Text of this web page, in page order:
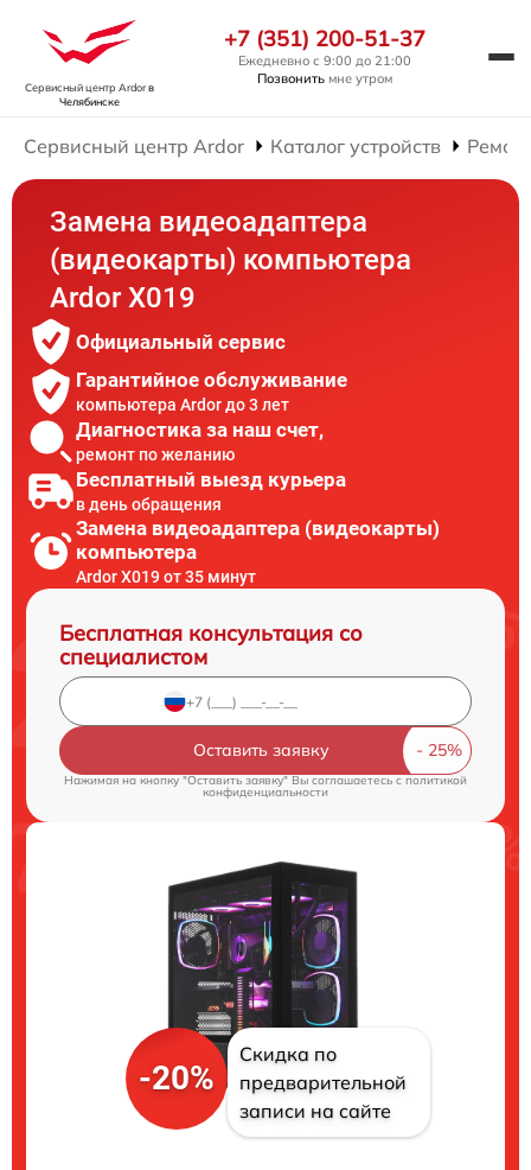
Сервисный центр Ardorв
Челябинске
+7 (351) 200-51-37
Ежедневно с 9:00 до 21:00
Позвонить мне утром
Сервисный центр Ardor Каталог устройств
Замена видеоадаптера
(видеокарты) компьютера
Ardor X019
Официальный сервис
Гарантийное обслуживание
компьютера Ardor до 3 лет
Диагностика за наш счет,
ремонт по желанию
Бесплатный выезд курьера
в день обращения
Замена видеоадаптера (видеокарты)
компьютера
Ardor X019 от 35 минут
Бесплатная консультация со
специалистом
Оставить заявку
Нажимая на кнопку "Оставить заявку" Вы соглашаетесь cполитикой
конфиденциальности
-20%
Скидка по
предварительной
записи на сайте